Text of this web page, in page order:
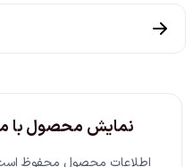
نمایش محصول با
اطلاعات محصول محفوظ است.